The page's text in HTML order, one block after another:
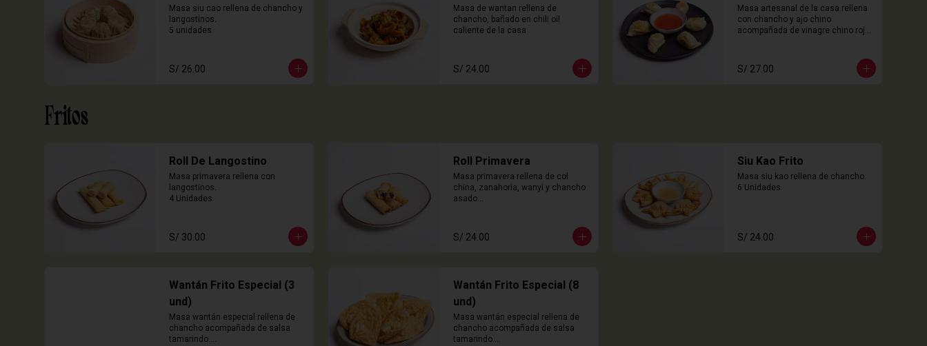
Masa siu cao rellena de chancho y
langostinos.
5 unidades
S/ 26.00
Masa de wantan rellena de
chancho, bañado en chili oil
caliente de la casa
S/ 24.00
Masa artesanal de la casa rellena
con chancho y ajo chino
acompañada de vinagre chino rojo.
S/ 27.00
Fritos
Roll De Langostino
Masa primavera rellena con
langostinos.
4 Unidades
S/ 30.00
Roll Primavera
Masa primavera rellena de col
china, zanahoria, wanyi y chancho
asado
S/ 24.00
Siu Kao Frito
Masa siu kao rellena de chancho.
6 Unidades
S/ 24.00
Wantán Frito Especial (3
und)
Masa wantán especial rellena de
chancho acompañada de salsa
tamarindo.
Wantán Frito Especial (8
und)
Masa wantán especial rellena de
chancho acompañada de salsa
tamarindo.